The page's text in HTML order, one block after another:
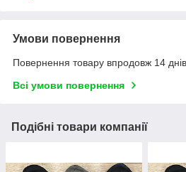
Умови повернення
Повернення товару впродовж 14
Всі умови повернення
Подібні товари компанії